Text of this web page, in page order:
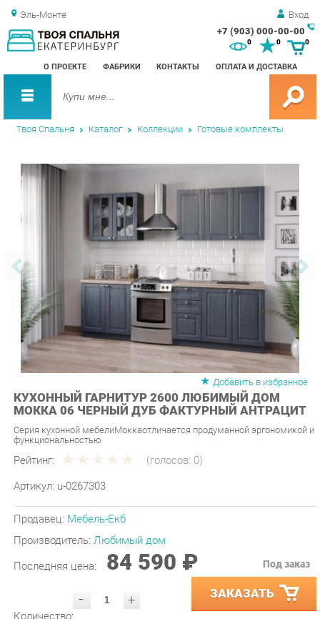
Эль-Монте Вход
+7 (903) 000-00-00
О ПРОЕКТЕ ФАБРИКИ КОНТАКТЫ ОПЛАТА И ДОСТАВКА
0 0
Твоя Спальня Каталог Коллекции Готовые комплекты
Добавить в избранное
КУХОННЫЙ ГАРНИТУР 2600 ЛЮБИМЫЙ ДОМ
МОККА 06 ЧЕРНЫЙ ДУБ ФАКТУРНЫЙ АНТРАЦИТ
Серия кухонной мебелиМоккаотличается продуманной эргономикой и
Рейтинг:
Артикул: u-0267303
Производитель:Любимый дом
Последняя цена: 84 590 ₽
- ЗАКАЗАТЬ
УТОЧНИТЬ НАЛИЧИЕ